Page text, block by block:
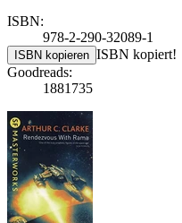
ISBN:
978-2-290-32089-1
ISBN kopieren ISBN kopiert!
Goodreads:
1881735